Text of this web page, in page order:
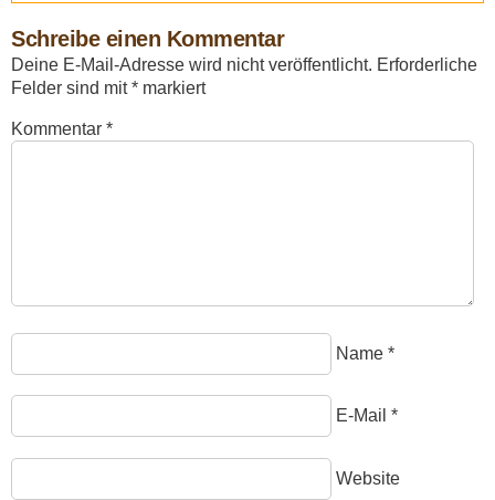
Schreibe einen Kommentar
Deine E-Mail-Adresse wird nicht veröffentlicht. Erforderliche
Felder sind mit* markiert
Kommentar *
Name *
E-Mail *
Website